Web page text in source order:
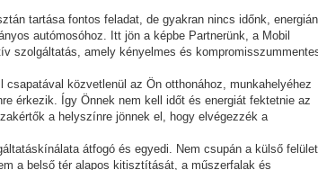
tartása fontos feladat, de gyakran nincs időnk,
autómosóhoz. Itt jön a képbe Partnerünk, a Mobil
szolgáltatás, amely kényelmes és
csapatával közvetlenül az Ön otthonához, munkahelyéhez
érkezik. Így Önnek nem kell időt és energiát fektetnie az
a helyszínre jönnek el, hogy elvégezzék a
átfogó és egyedi. Nem csupán a külső felület
a belső tér alapos kitisztítását, a műszerfalak és